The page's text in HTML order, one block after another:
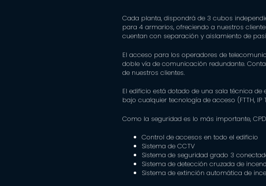
Cada planta, dispondrá de 3 cubos
para 4 armarios, ofreciendo a nuestros
cuentan con separación y aislamiento de
El acceso para los operadores de
doble vía de comunicación redundante.
de nuestros clientes.
El edificio está dotado de una sala técnica
bajo cualquier tecnología de acceso (FTTH, IP
Como la seguridad es lo más importante,
Control de accesos en todo el edificio
Sistema de CCTV
Sistema de seguridad grado 3
Sistema de detección cruzada de
Sistema de extinción automática de